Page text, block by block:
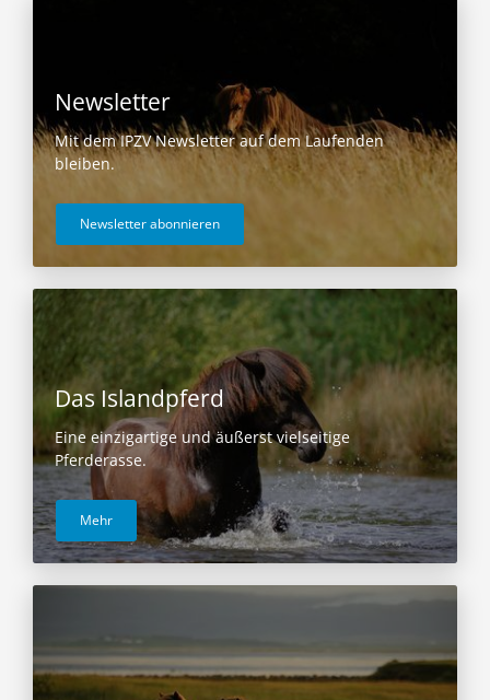
Newsletter
Mit dem IPZV Newsletter auf dem Laufenden
bleiben.
Newsletter abonnieren
Das Islandpferd
Eine einzigartige und äußerst vielseitige
Pferderasse.
Mehr